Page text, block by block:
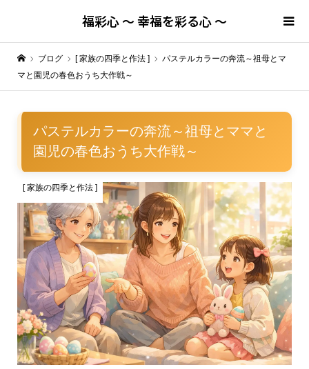
福彩心 ～ 幸福を彩る心 ～
ブログ [ 家族の四季と作法 ]
パステルカラーの奔流～祖母とマ
マと園児の春色おうち大作戦～
パステルカラーの奔流～祖母とママと
園児の春色おうち大作戦～
[ 家族の四季と作法 ]